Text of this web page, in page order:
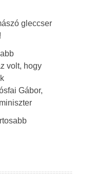
gleccser
volt, hogy
Gábor,